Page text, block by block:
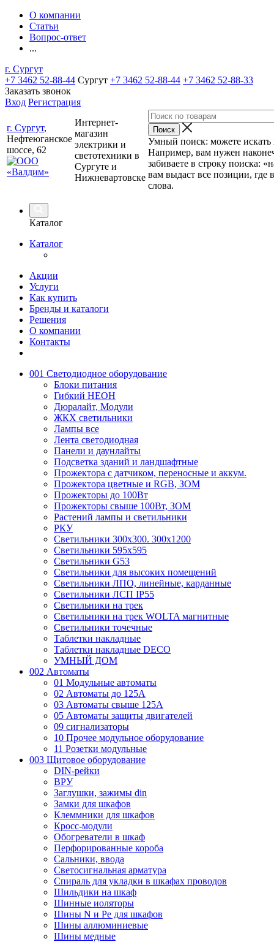
О компании
Статьи
Вопрос-ответ
...
г. Сургут
+7 3462 52-88-44 Сургут +7 3462 52-88-44 +7 3462 52-88-33
Заказать звонок
Вход Регистрация
г. Сургут,
Нефтеюганское
шоссе, 62
Интернет-
магазин
электрики и
светотехники в
Сургуте и
Нижневартовске
Умный поиск: можете искать
Например, вам нужен
забиваете в строку поиска:
вам выдаст все позиции, где
слова.
Каталог
Каталог
Акции
Услуги
Как купить
Бренды и каталоги
Решения
О компании
Контакты
001 Светодиодное оборудование
Блоки питания
Гибкий НЕОН
Дюралайт, Модули
ЖКХ светильники
Лампы все
Лента светодиодная
Панели и даунлайты
Подсветка зданий и ландшафтные
Прожектора с датчиком, переносные и аккум.
Прожектора цветные и RGB, ЗОМ
Прожекторы до 100Вт
Прожекторы свыше 100Вт, ЗОМ
Растений лампы и светильники
РКУ
Светильники 300х300. 300х1200
Светильники 595х595
Светильники G53
Светильники для высоких помещений
Светильники ЛПО, линейные, карданные
Светильники ЛСП IP55
Светильники на трек
Светильники на трек WOLTA магнитные
Светильники точечные
Таблетки накладные
Таблетки накладные DECO
УМНЫЙ ДОМ
002 Автоматы
01 Модульные автоматы
02 Автоматы до 125А
03 Автоматы свыше 125А
05 Автоматы защиты двигателей
09 сигнализаторы
10 Прочее модульное оборудование
11 Розетки модульные
003 Щитовое оборудование
DIN-рейки
ВРУ
Заглушки, зажимы din
Замки для шкафов
Клеммники для шкафов
Кросс-модули
Обогреватели в шкаф
Перфорированные короба
Сальники, ввода
Светосигнальная арматура
Спираль для укладки в шкафах проводов
Шильдики на шкаф
Шинные иоляторы
Шины N и Pe для шкафов
Шины аллюминиевые
Шины медные